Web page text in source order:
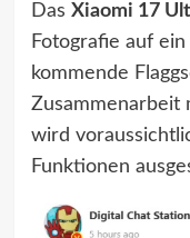
Das Xiaomi 17
Fotografie auf
kommende
Zusammenarbeit
wird
Funktionen